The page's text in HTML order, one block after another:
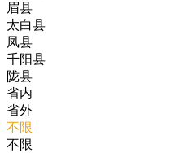
眉县
太白县
凤县
千阳县
陇县
省内
省外
不限
不限